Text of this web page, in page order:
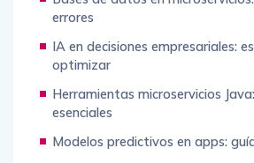
Bases de datos en
IA en decisiones empresariales:
Herramientas microservicios